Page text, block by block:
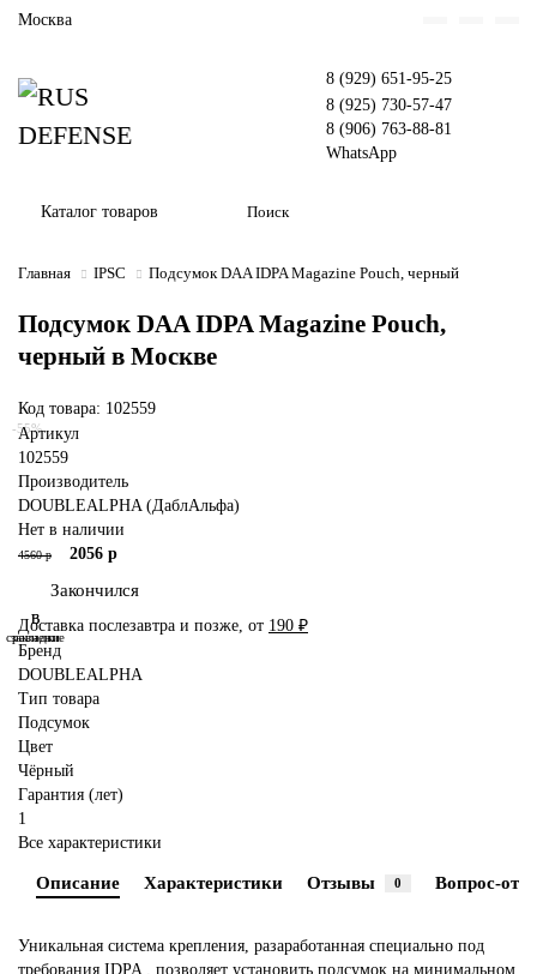
Москва
8 (929) 651-95-25
8 (925) 730-57-47
8 (906) 763-88-81
WhatsApp
Каталог товаров
Главная IPSC Подсумок DAA IDPA Magazine Pouch, черный
Подсумок DAA IDPA Magazine Pouch,
черный в Москве
Код товара: 102559
-55%
Артикул
102559
Производитель
DOUBLEALPHA (ДаблАльфа)
Нет в наличии
4560 р 2056 р
Закончился
В
закладки
В
сравнение
Доставка послезавтра и позже, от 190 ₽
Бренд
DOUBLEALPHA
Тип товара
Подсумок
Цвет
Чёрный
Гарантия (лет)
1
Все характеристики
Описание Характеристики Отзывы 0 Вопрос-
Уникальная система крепления, разаработанная специально под
требования IDPA , позволяет установить подсумок на минимальном